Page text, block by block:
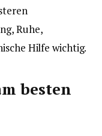
Ruhe,
Hilfe wichtig.
besten